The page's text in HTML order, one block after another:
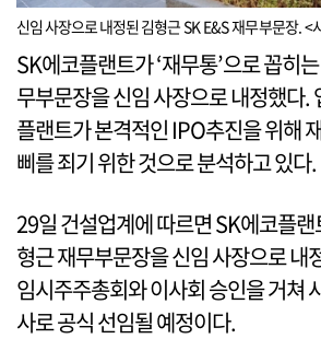
신임 사장으로 내정된 김형근 SK E&S 재무부문장.
SK에코플랜트가 ‘재무통’으로 꼽히
무부문장을 신임 사장으로 내정했다.
플랜트가 본격적인 IPO추진을 위해
삐를 죄기 위한 것으로 분석하고 있다.
29일 건설업계에 따르면 SK에코플
형근 재무부문장을 신임 사장으로 내
임시주주총회와 이사회 승인을 거쳐
사로 공식 선임될 예정이다.